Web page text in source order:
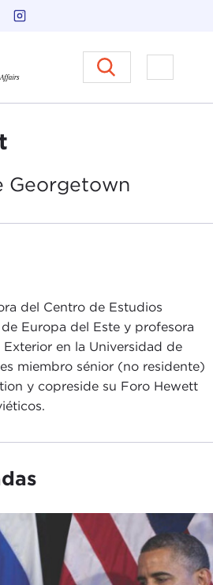
Carnegie Council sobre Ética
Abrir el
Georgetown
del Centro de Estudios
Europa del Este y profesora
en la Universidad de
miembro sénior (no residente)
y copreside su Foro Hewett